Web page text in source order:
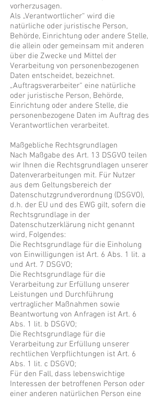
vorherzusagen.
Als „Verantwortlicher“ wird die
natürliche oder juristische Person,
Behörde, Einrichtung oder andere Stelle,
die allein oder gemeinsam mit anderen
über die Zwecke und Mittel der
Verarbeitung von personenbezogenen
Daten entscheidet, bezeichnet.
„Auftragsverarbeiter“ eine natürliche
oder juristische Person, Behörde,
Einrichtung oder andere Stelle, die
personenbezogene Daten im Auftrag des
Verantwortlichen verarbeitet.
Maßgebliche Rechtsgrundlagen
Nach Maßgabe des Art. 13 DSGVO teilen
wir Ihnen die Rechtsgrundlagen unserer
Datenverarbeitungen mit. Für Nutzer
aus dem Geltungsbereich der
Datenschutzgrundverordnung (DSGVO),
d.h. der EU und des EWG gilt, sofern die
Rechtsgrundlage in der
Datenschutzerklärung nicht genannt
wird, Folgendes:
Die Rechtsgrundlage für die Einholung
von Einwilligungen ist Art. 6 Abs. 1 lit. a
und Art. 7 DSGVO;
Die Rechtsgrundlage für die
Verarbeitung zur Erfüllung unserer
Leistungen und Durchführung
vertraglicher Maßnahmen sowie
Beantwortung von Anfragen ist Art. 6
Abs. 1 lit. b DSGVO;
Die Rechtsgrundlage für die
Verarbeitung zur Erfüllung unserer
rechtlichen Verpflichtungen ist Art. 6
Abs. 1 lit. c DSGVO;
Für den Fall, dass lebenswichtige
Interessen der betroffenen Person oder
einer anderen natürlichen Person eine